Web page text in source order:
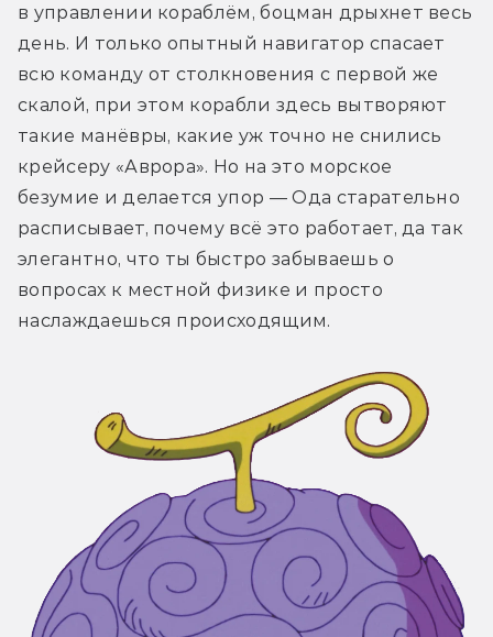
в управлении кораблём, боцман дрыхнет весь
день. И только опытный навигатор спасает
всю команду от столкновения с первой же
скалой, при этом корабли здесь вытворяют
такие манёвры, какие уж точно не снились
крейсеру «Аврора». Но на это морское
безумие и делается упор — Ода старательно
расписывает, почему всё это работает, да так
элегантно, что ты быстро забываешь о
вопросах к местной физике и просто
наслаждаешься происходящим.